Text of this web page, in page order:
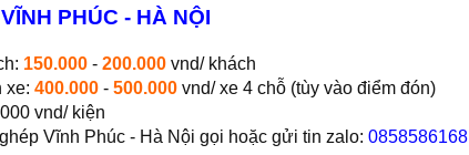
PHÚC - HÀ NỘI
150.000 - 200.000 vnd/ khách
xe: 400.000 - 500.000 vnd/ xe 4 chỗ (tùy vào điểm đón)
vnd/ kiện
Vĩnh Phúc - Hà Nội gọi hoặc gửi tin zalo: 0858586168